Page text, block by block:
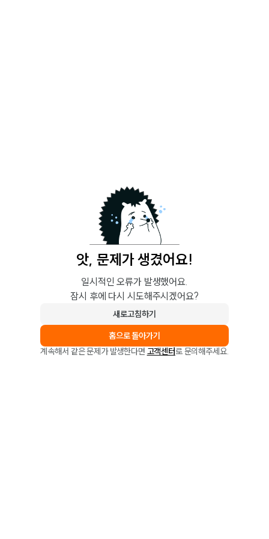
앗, 문제가 생겼어요!
일시적인 오류가 발생했어요.
잠시 후에 다시 시도해주시겠어요?
새로고침하기
홈으로 돌아가기
계속해서 같은 문제가 발생한다면 고객센터로 문의해주세요.